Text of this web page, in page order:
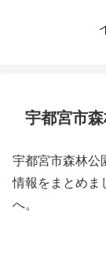
宇都宮市
宇都宮市森林公
情報をまとめま
へ。